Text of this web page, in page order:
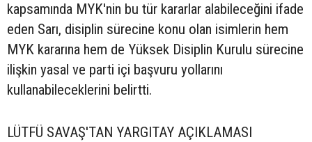
kapsamında MYK'nin bu tür kararlar alabileceğini ifade
eden Sarı, disiplin sürecine konu olan isimlerin hem
MYK kararına hem de Yüksek Disiplin Kurulu sürecine
ilişkin yasal ve parti içi başvuru yollarını
kullanabileceklerini belirtti.
LÜTFÜ SAVAŞ'TAN YARGITAY AÇIKLAMASI